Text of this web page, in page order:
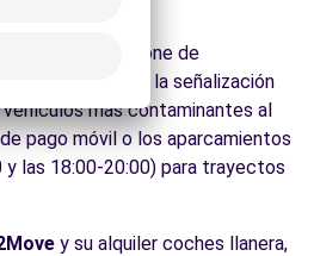
la ciudad dispone de
de velocidad y la señalización
más contaminantes al
pago móvil o los aparcamientos
las 18:00-20:00) para trayectos
y su alquiler coches llanera,